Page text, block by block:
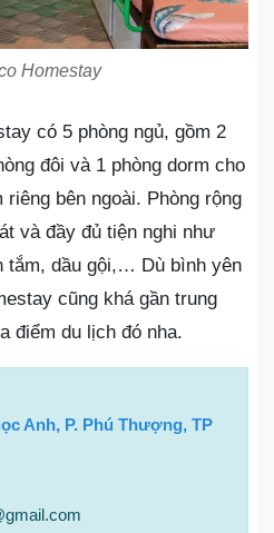
Homestay
có 5 phòng ngủ, gồm 2
đôi và 1 phòng dorm cho
bên ngoài. Phòng rộng
và đầy đủ tiện nghi như
tắm, dầu gội,… Dù bình yên
cũng khá gần trung
điểm du lịch đó nha.
Anh, P. Phú Thượng, TP